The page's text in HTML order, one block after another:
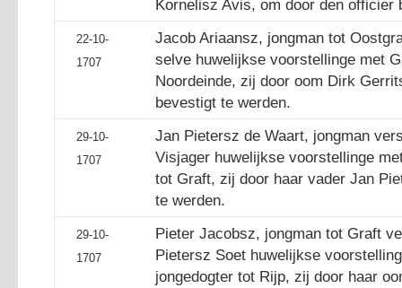
Kornelisz Avis, om door den officier
22-10-
1707
Jacob Ariaansz, jongman tot
selve huwelijkse voorstellinge met
Noordeinde, zij door oom Dirk
bevestigt te werden.
29-10-
1707
Jan Pietersz de Waart, jongman
Visjager huwelijkse voorstellinge
tot Graft, zij door haar vader Jan
te werden.
29-10-
1707
Pieter Jacobsz, jongman tot Graft
Pietersz Soet huwelijkse
jongedogter tot Rijp, zij door haar